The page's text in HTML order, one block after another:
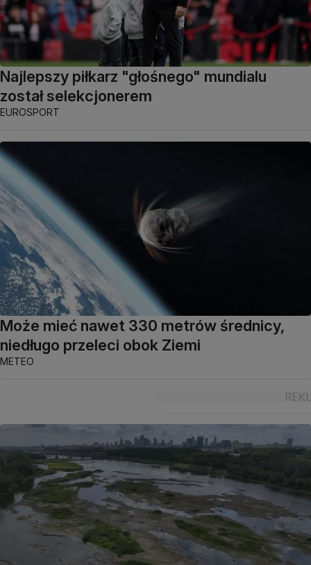
Najlepszy piłkarz "głośnego" mundialu
został selekcjonerem
EUROSPORT
Może mieć nawet 330 metrów średnicy,
niedługo przeleci obok Ziemi
METEO